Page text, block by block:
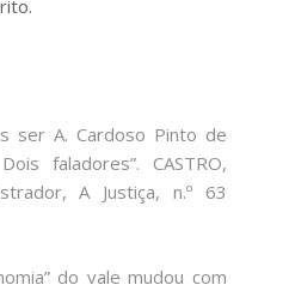
ser A. Cardoso Pinto de
faladores”. CASTRO,
A Justiça, n.º 63
do vale mudou com